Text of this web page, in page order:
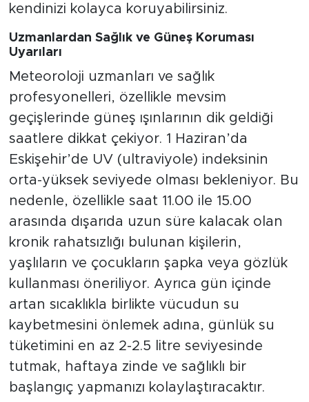
kendinizi kolayca koruyabilirsiniz.
Uzmanlardan Sağlık ve Güneş Koruması
Uyarıları
Meteoroloji uzmanları ve sağlık
profesyonelleri, özellikle mevsim
geçişlerinde güneş ışınlarının dik geldiği
saatlere dikkat çekiyor. 1 Haziran’da
Eskişehir’de UV (ultraviyole) indeksinin
orta-yüksek seviyede olması bekleniyor. Bu
nedenle, özellikle saat 11.00 ile 15.00
arasında dışarıda uzun süre kalacak olan
kronik rahatsızlığı bulunan kişilerin,
yaşlıların ve çocukların şapka veya gözlük
kullanması öneriliyor. Ayrıca gün içinde
artan sıcaklıkla birlikte vücudun su
kaybetmesini önlemek adına, günlük su
tüketimini en az 2-2.5 litre seviyesinde
tutmak, haftaya zinde ve sağlıklı bir
başlangıç yapmanızı kolaylaştıracaktır.